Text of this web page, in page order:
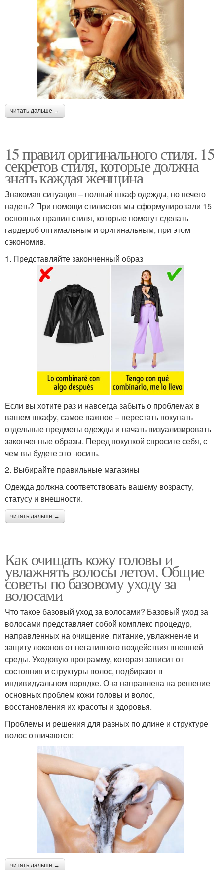
читать дальше →
15 правил оригинального стиля. 15
секретов стиля, которые должна
знать каждая женщина
Знакомая ситуация – полный шкаф одежды, но нечего
надеть? При помощи стилистов мы сформулировали 15
основных правил стиля, которые помогут сделать
гардероб оптимальным и оригинальным, при этом
сэкономив.
1. Представляйте законченный образ
Если вы хотите раз и навсегда забыть о проблемах в
вашем шкафу, самое важное – перестать покупать
отдельные предметы одежды и начать визуализировать
законченные образы. Перед покупкой спросите себя, с
чем вы будете это носить.
2. Выбирайте правильные магазины
Одежда должна соответствовать вашему возрасту,
статусу и внешности.
читать дальше →
Как очищать кожу головы и
увлажнять волосы летом. Общие
советы по базовому уходу за
волосами
Что такое базовый уход за волосами? Базовый уход за
волосами представляет собой комплекс процедур,
направленных на очищение, питание, увлажнение и
защиту локонов от негативного воздействия внешней
среды. Уходовую программу, которая зависит от
состояния и структуры волос, подбирают в
индивидуальном порядке. Она направлена на решение
основных проблем кожи головы и волос,
восстановления их красоты и здоровья.
Проблемы и решения для разных по длине и структуре
волос отличаются:
читать дальше →